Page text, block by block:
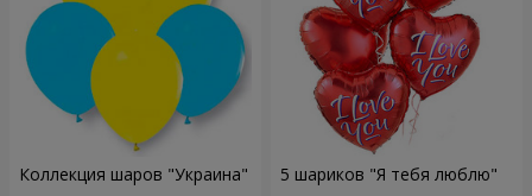
Коллекция шаров "Украина" 5 шариков "Я тебя люблю"